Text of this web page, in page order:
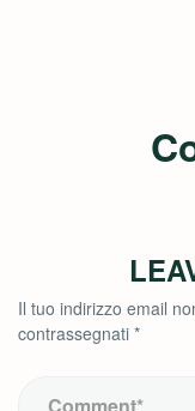
Il tuo indirizzo email
contrassegnati *